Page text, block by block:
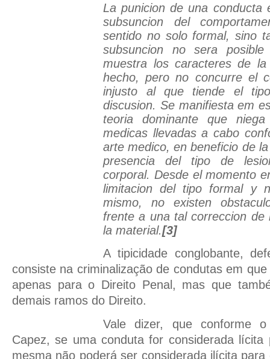
La punicion de una conducta
subsuncion del
sentido no solo formal, sino
subsuncion no sera
muestra los caracteres de
hecho, pero no concurre el
injusto al que tiende el
discusion. Se manifiesta em
teoria dominante que
medicas llevadas a cabo
arte medico, en beneficio de
presencia del tipo de
corporal. Desde el momento
limitacion del tipo formal y
mismo, no existen
frente a una tal correccion de
la material.[3]
A tipicidade conglobante,
consiste na criminalização de condutas em
apenas para o Direito Penal, mas que
demais ramos do Direito.
Vale dizer, que conforme o
Capez, se uma conduta for considerada
mesma não poderá ser considerada ilícita